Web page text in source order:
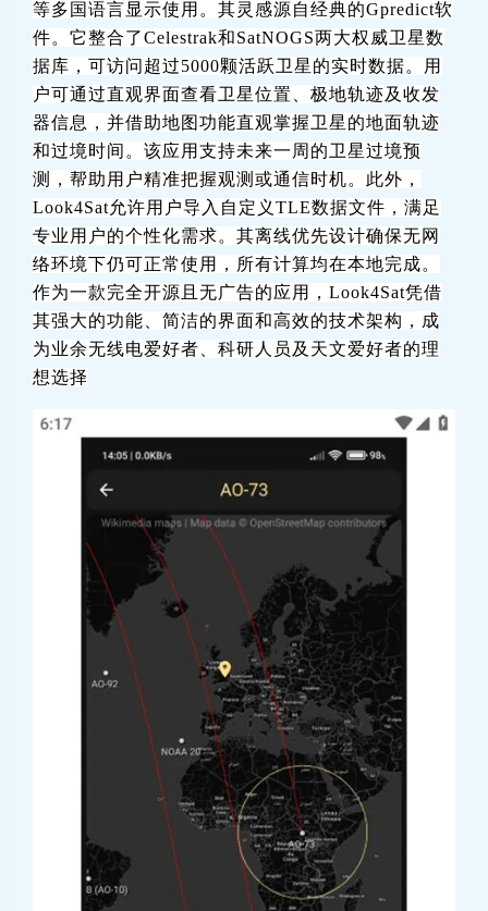
等多国语言显示使用。其灵感源自经典的Gpredict软
件。它整合了Celestrak和SatNOGS两大权威卫星数
据库，可访问超过5000颗活跃卫星的实时数据。用
户可通过直观界面查看卫星位置、极地轨迹及收发
器信息，并借助地图功能直观掌握卫星的地面轨迹
和过境时间。该应用支持未来一周的卫星过境预
测，帮助用户精准把握观测或通信时机。此外，
Look4Sat允许用户导入自定义TLE数据文件，满足
专业用户的个性化需求。其离线优先设计确保无网
络环境下仍可正常使用，所有计算均在本地完成。
作为一款完全开源且无广告的应用，Look4Sat凭借
其强大的功能、简洁的界面和高效的技术架构，成
为业余无线电爱好者、科研人员及天文爱好者的理
想选择